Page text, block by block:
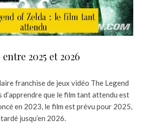
2025 et 2026
franchise de jeux vidéo The Legend
que le film tant attendu est
en 2023, le film est prévu pour 2025,
jusqu’en 2026.